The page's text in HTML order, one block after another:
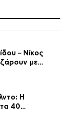
– Νίκος
με
Η
40